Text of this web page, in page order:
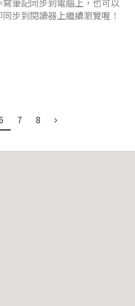
筆記同步到電腦上，也可以
步到閱讀器上繼續瀏覽喔！
帳號」
7 8